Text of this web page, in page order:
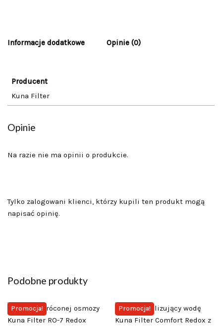
Informacje dodatkowe Opinie (0)
Producent
Kuna Filter
Opinie
Na razie nie ma opinii o produkcie.
Tylko zalogowani klienci, którzy kupili ten produkt mogą
napisać opinię.
Podobne produkty
Promocja! Promocja!